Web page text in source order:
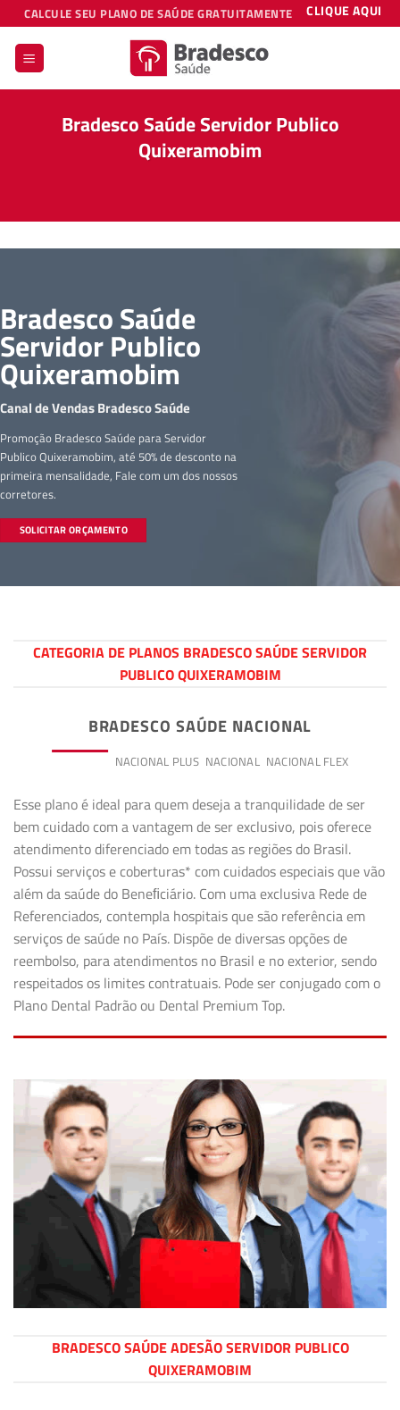
Skip
to
content
CALCULE SEU PLANO DE SAÚDE GRATUITAMENTE CLIQUE AQUI
Bradesco Saúde Servidor Publico
Quixeramobim
Bradesco Saúde
Servidor Publico
Quixeramobim
Canal de Vendas Bradesco Saúde
Promoção Bradesco Saúde para Servidor
Publico Quixeramobim, até 50% de desconto na
primeira mensalidade, Fale com um dos nossos
corretores.
SOLICITAR ORÇAMENTO
CATEGORIA DE PLANOS BRADESCO SAÚDE SERVIDOR
PUBLICO QUIXERAMOBIM
BRADESCO SAÚDE NACIONAL
NACIONAL PLUS NACIONAL NACIONAL FLEX
Esse plano é ideal para quem deseja a tranquilidade de ser
bem cuidado com a vantagem de ser exclusivo, pois oferece
atendimento diferenciado em todas as regiões do Brasil.
Possui serviços e coberturas* com cuidados especiais que vão
além da saúde do Beneﬁciário. Com uma exclusiva Rede de
Referenciados, contempla hospitais que são referência em
serviços de saúde no País. Dispõe de diversas opções de
reembolso, para atendimentos no Brasil e no exterior, sendo
respeitados os limites contratuais. Pode ser conjugado com o
Plano Dental Padrão ou Dental Premium Top.
BRADESCO SAÚDE ADESÃO SERVIDOR PUBLICO
QUIXERAMOBIM